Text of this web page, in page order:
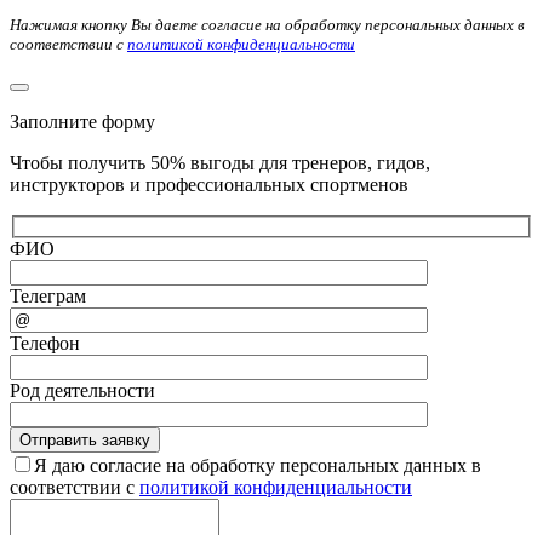
Нажимая кнопку Вы даете согласие на обработку персональных данных в
соответствии с политикой конфиденциальности
Заполните форму
Чтобы получить 50% выгоды для тренеров, гидов,
инструкторов и профессиональных спортменов
ФИО
Телеграм
Телефон
Род деятельности
Я даю согласие на обработку персональных данных в
соответствии с политикой конфиденциальности